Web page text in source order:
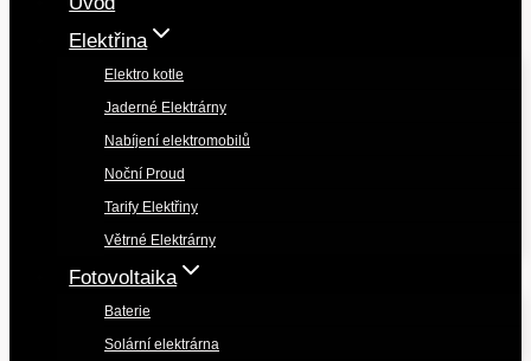
Elektřina
Elektro kotle
Jaderné Elektrárny
Nabíjení elektromobilů
Noční Proud
Tarify Elektřiny
Větrné Elektrárny
Fotovoltaika
Baterie
Solární elektrárna